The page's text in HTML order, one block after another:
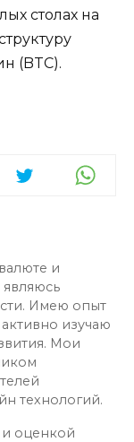
столах на
(BTC).
и
являюсь
Имею опыт
изучаю
Мои
технологий.
оценкой